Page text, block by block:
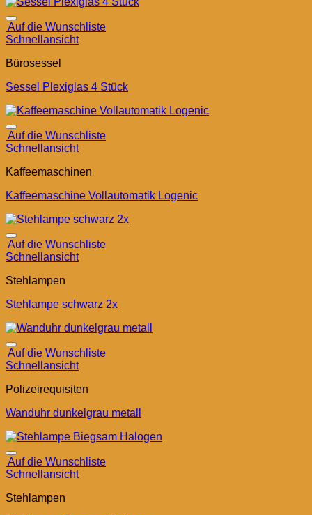
Auf die Wunschliste
Schnellansicht
Bürosessel
Sessel Plexiglas 4 Stück
Auf die Wunschliste
Schnellansicht
Kaffeemaschinen
Kaffeemaschine Vollautomatik Logenic
Auf die Wunschliste
Schnellansicht
Stehlampen
Stehlampe schwarz 2x
Auf die Wunschliste
Schnellansicht
Polizeirequisiten
Wanduhr dunkelgrau metall
Auf die Wunschliste
Schnellansicht
Stehlampen